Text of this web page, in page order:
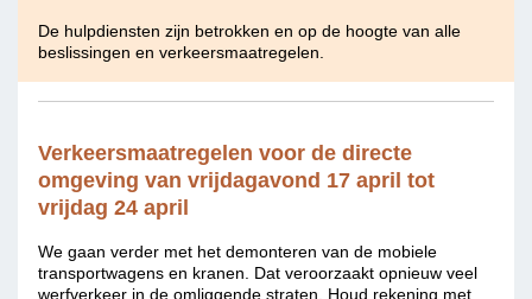
De hulpdiensten zijn betrokken en op de hoogte van alle
beslissingen en verkeersmaatregelen.
Verkeersmaatregelen voor de directe
omgeving van vrijdagavond 17 april tot
vrijdag 24 april
We gaan verder met het demonteren van de mobiele
transportwagens en kranen. Dat veroorzaakt opnieuw veel
werfverkeer in de omliggende straten. Houd rekening met